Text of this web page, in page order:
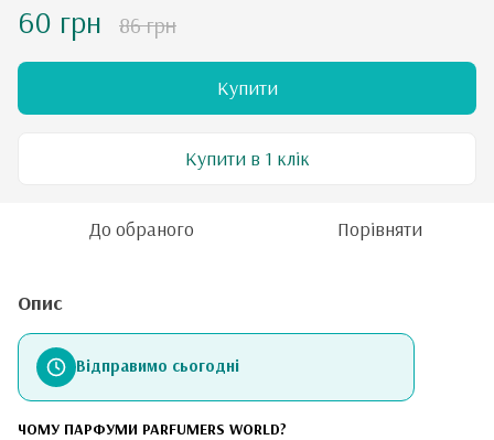
60 грн 86 грн
Купити
Купити в 1 клік
До обраного Порівняти
Опис
Відправимо сьогодні
ЧОМУ ПАРФУМИ PARFUMERS WORLD?